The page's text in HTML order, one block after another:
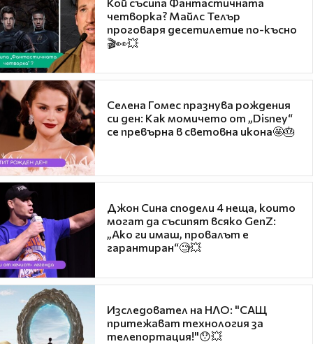
четворка? Майлс Телър
проговаря десетилетие по-късно
🎬👀💥
Селена Гомес празнува рождения
си ден: Как момичето от „Disney“
се превърна в световна икона🤩🎂
Джон Сина сподели 4 неща, които
могат да съсипят всяко GenZ:
„Ако ги имаш, провалът е
гарантиран“🧐💥
Изследовател на НЛО: "САЩ
притежават технология за
телепортация!"😯💥